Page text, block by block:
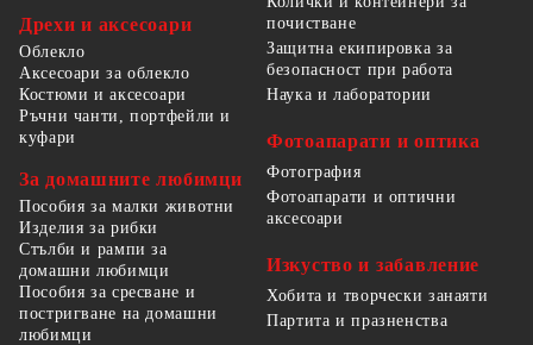
Дрехи и аксесоари
Облекло
Аксесоари за облекло
Костюми и аксесоари
Ръчни чанти, портфейли и
куфари
За домашните любимци
Пособия за малки животни
Изделия за рибки
Стълби и рампи за
домашни любимци
Пособия за сресване и
постригване на домашни
любимци
почистване
Защитна екипировка за
безопасност при работа
Наука и лаборатории
Фотоапарати и оптика
Фотография
Фотоапарати и оптични
аксесоари
Изкуство и забавление
Хобита и творчески занаяти
Партита и празненства